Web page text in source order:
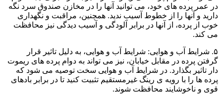
در عمر پرده های خود، می توانید آنها را در مخازن صندوق سرد نگه
دارید و آنها را از خطوط آسیب ندید. همچنین، مراقبت و نگهداری
خوب از پرده، از آنها در برابر آلودگی و آسیب دیدگی نیز محافظت
می کند.
۵. شرایط آب و هوایی: شرایط آب و هوایی، به دلیل تاثیر قرار
گرفتن پرده در مقابل خیابان، نیز می تواند به دوام پرده های ریموت
دار تاثیر بگذارد. در شرایط آب و هوایی سخت توصیه می شود که
پرده ها را با رویه ی رینگ غیرمستقیم تثبیت کنید تا در برابر بادهای
قوی و ناخوشایند محافظت شوند.